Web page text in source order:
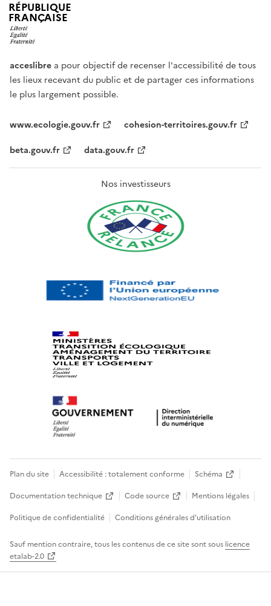
RÉPUBLIQUE
FRANÇAISE
acceslibre a pour objectif de recenser l'accessibilité de tous
les lieux recevant du public et de partager ces informations
le plus largement possible.
www.ecologie.gouv.fr
cohesion-territoires.gouv.fr
beta.gouv.fr
data.gouv.fr
Nos investisseurs
Plan du site Accessibilité : totalement conforme
Schéma
Documentation technique
Code source
Mentions légales
Politique de confidentialité
Conditions générales d’utilisation
Sauf mention contraire, tous les contenus de ce site sont sous licence
etalab-2.0